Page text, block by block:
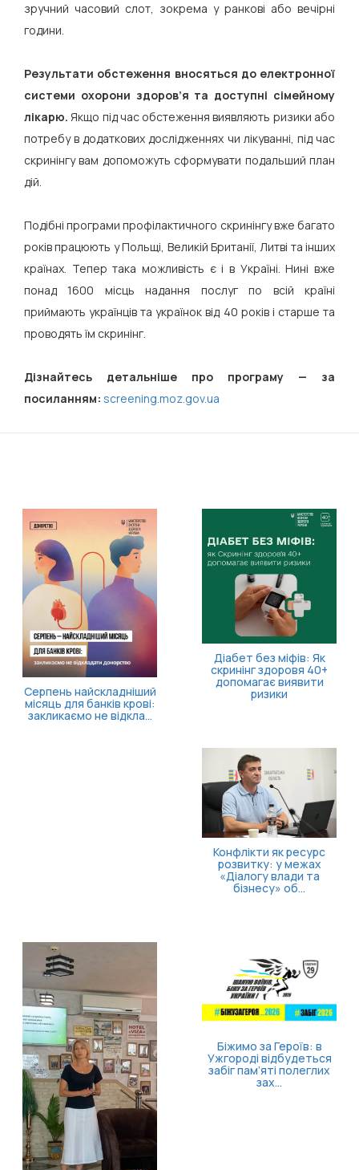
зручний часовий слот, зокрема у ранкові або вечірні
години.
Результати обстеження вносяться до електронної
системи охорони здоров’я та доступні сімейному
лікарю.Якщо під час обстеження виявляють ризики або
потребу в додаткових дослідженнях чи лікуванні, під час
скринінгу вам допоможуть сформувати подальший план
дій.
Подібні програми профілактичного скринінгу вже багато
років працюють у Польщі, Великій Британії, Литві та інших
країнах. Тепер така можливість є і в Україні. Нині вже
понад 1600 місць надання послуг по всій країні
приймають українців та українок від 40 років і старше та
проводять їм скринінг.
Дізнайтесь детальніше про програму — за
посиланням: screening.moz.gov.ua
Як
40+
виявити
в
полеглих
11 серпня відбудеться
засідання Ради з питань
переміщених осіб
Більше
родин: які посл...
Як